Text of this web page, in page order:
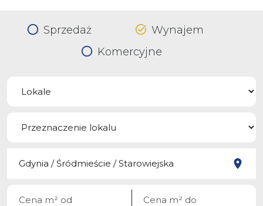
Sprzedaż
Wynajem
Komercyjne